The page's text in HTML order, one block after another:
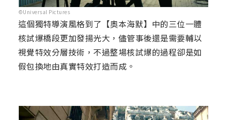
©Universal Pictures
這個獨特導演風格到了【奧本海默】中的三位一體
核試爆橋段更加發揚光大，儘管事後還是需要輔以
視覺特效分層技術，不過整場核試爆的過程卻是如
假包換地由真實特效打造而成。